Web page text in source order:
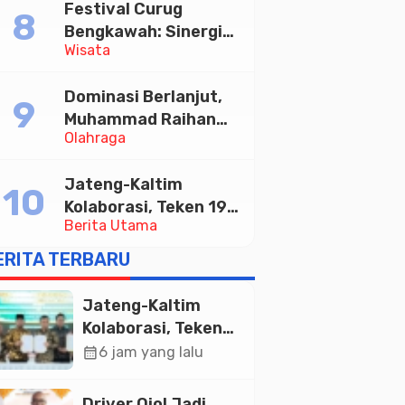
Tabungan Bima Bank
Jateng
Wisata
Festival Curug
Bengkawah: Sinergi
Desa Sikasur dan
Memajukan Wisata
serta UMKM Lokal
Olahraga
Dominasi Berlanjut,
Muhammad Raihan
Fadila Sabet Emas
Taekwondo Indonesia
Open 2026
Berita Utama
Jateng-Kaltim
Kolaborasi, Teken 19
Kerja Sama Ekonomi
Senilai Rp 20,2 Triliun
TERBARU
Jateng-Kaltim
Kolaborasi, Teken
19 Kerja Sama
20,2 Triliun
calendar_month6 jam yang lalu